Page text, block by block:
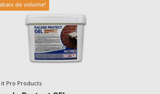
de volume!
it Pro Products